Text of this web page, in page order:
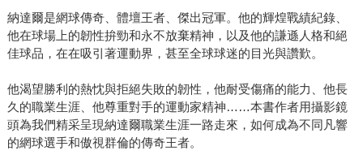
納達爾是網球傳奇、體壇王者、傑出冠軍。他的輝煌戰績紀錄、
他在球場上的韌性拚勁和永不放棄精神，以及他的謙遜人格和絕
佳球品，在在吸引著運動界，甚至全球球迷的目光與讚歎。
他渴望勝利的熱忱與拒絕失敗的韌性，他耐受傷痛的能力、他長
久的職業生涯、他尊重對手的運動家精神……本書作者用攝影鏡
頭為我們精采呈現納達爾職業生涯一路走來，如何成為不同凡響
的網球選手和傲視群倫的傳奇王者。